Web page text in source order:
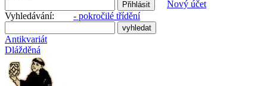
Nový účet
Vyhledávání: - pokročilé třídění
Antikvariát
Dlážděná